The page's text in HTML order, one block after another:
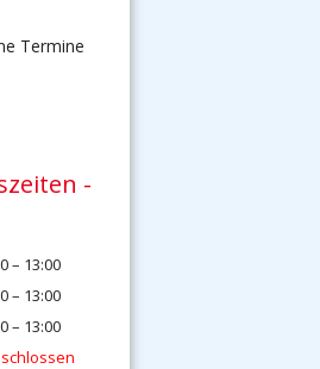
Termine
-
– 13:00
– 13:00
– 13:00